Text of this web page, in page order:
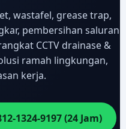
wastafel, grease trap,
pembersihan saluran
CCTV drainase &
ramah lingkungan,
kerja.
1324-9197 (24 Jam)